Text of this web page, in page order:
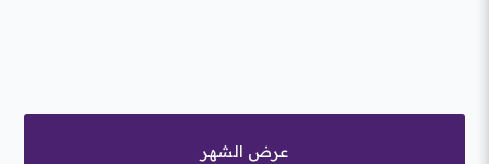
عرض الشهر